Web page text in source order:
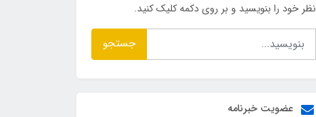
نظر خود را بنویسید و بر روی دکمه کلیک کنید.
جستجو
عضویت خبرنامه